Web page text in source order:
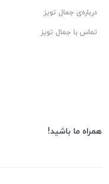
درباره‌ی جمال تویز
تماس با جمال تویز
همراه ما باشید!